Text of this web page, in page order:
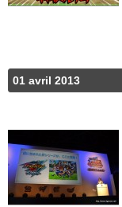
01 avril 2013